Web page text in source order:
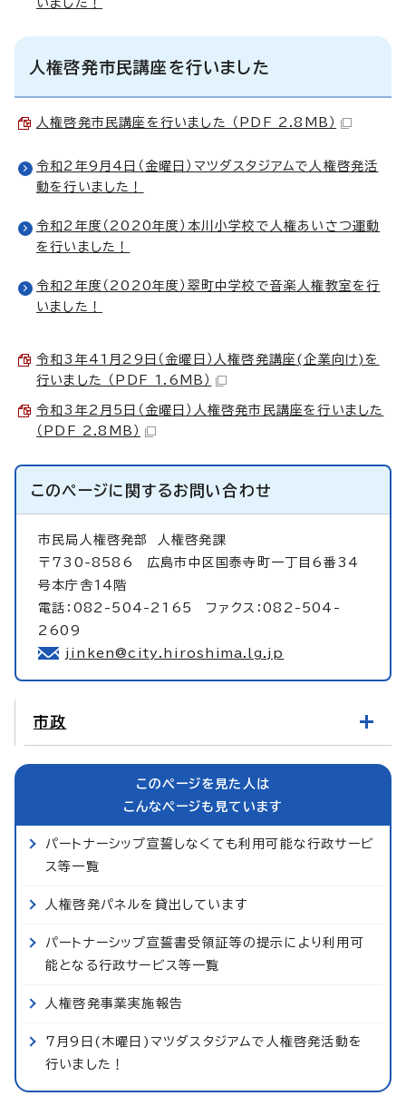
人権啓発市民講座を行いました
人権啓発市民講座を行いました （PDF 2.8MB）
令和2年9月4日（金曜日）マツダスタジアムで人権啓発活
動を行いました！
令和2年度（2020年度）本川小学校で人権あいさつ運動
を行いました！
令和2年度（2020年度）翠町中学校で音楽人権教室を行
いました！
令和3年41月29日（金曜日）人権啓発講座(企業向け)を
行いました （PDF 1.6MB）
令和3年2月5日（金曜日）人権啓発市民講座を行いました
（PDF 2.8MB）
このページに関するお問い合わせ
市民局人権啓発部
人権啓発課
〒730-8586 広島市中区国泰寺町一丁目6番34
号本庁舎14階
電話：082-504-2165 ファクス：082-504-
2609
jinken@city.hiroshima.lg.jp
市政
このページを見た人は
こんなページも見ています
パートナーシップ宣誓しなくても利用可能な行政サービ
ス等一覧
人権啓発パネルを貸出しています
パートナーシップ宣誓書受領証等の提示により利用可
能となる行政サービス等一覧
人権啓発事業実施報告
7月9日(木曜日)マツダスタジアムで人権啓発活動を
行いました！